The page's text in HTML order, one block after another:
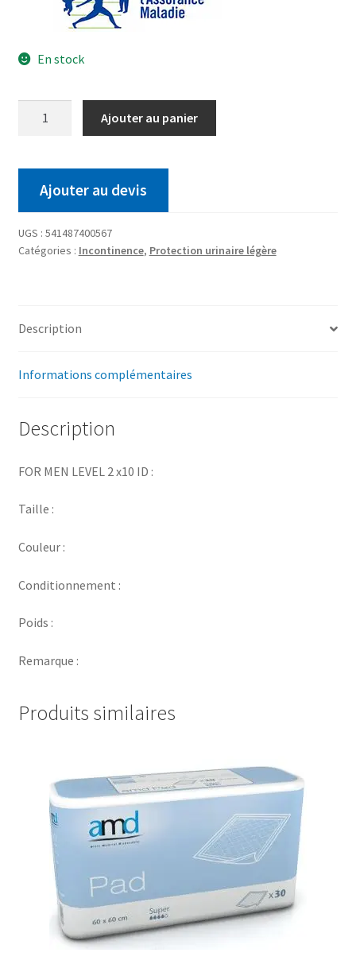
En stock
Ajouter au panier
Ajouter au devis
UGS : 541487400567
Catégories : Incontinence, Protection urinaire légère
Description
Informations complémentaires
Description
FOR MEN LEVEL 2 x10 ID :
Taille :
Couleur :
Conditionnement :
Poids :
Remarque :
Produits similaires